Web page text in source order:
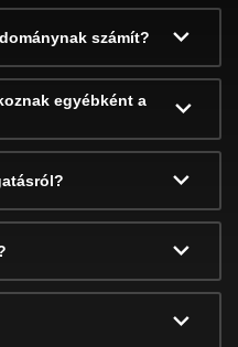
számít?
egyébként a